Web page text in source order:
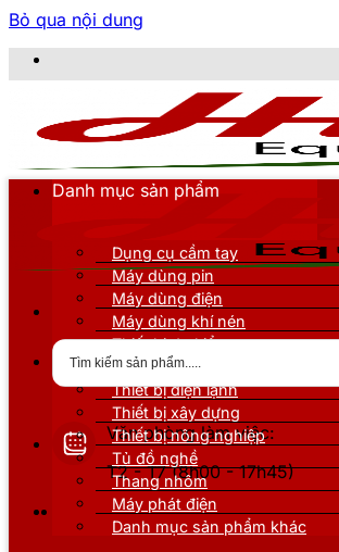
Bỏ qua nội dung
Văn phòng làm việc:
T2 - T7 (8h00 - 17h45)
Danh mục sản phẩm
Dụng cụ cầm tay
Máy dùng pin
Máy dùng điện
Máy dùng khí nén
Thiết bị đo kiểm
Thiết bị nâng đỡ
Thiết bị điện lạnh
Thiết bị xây dựng
Thiết bị nông nghiệp
Tủ đồ nghề
Thang nhôm
Máy phát điện
Danh mục sản phẩm khác